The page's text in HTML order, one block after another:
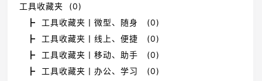
工具收藏夹 (0)
┣ 工具收藏夹丨微型、随身 (0)
┣ 工具收藏夹丨线上、便捷 (0)
┣ 工具收藏夹丨移动、助手 (0)
┣ 工具收藏夹丨办公、学习 (0)